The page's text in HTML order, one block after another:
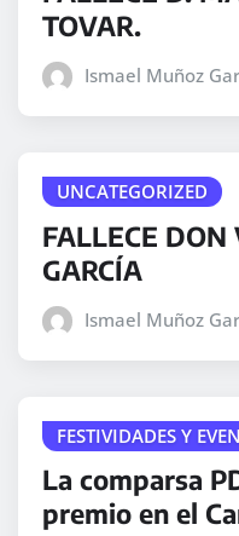
TOVAR.
Ismael Muñoz
UNCATEGORIZED
FALLECE DON
GARCÍA
Ismael Muñoz
FESTIVIDADES Y
La comparsa
premio en el